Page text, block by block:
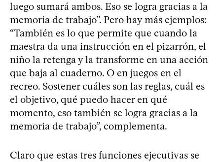
luego sumará ambos. Eso se logra gracias a la
memoria de trabajo”. Pero hay más ejemplos:
“También es lo que permite que cuando la
maestra da una instrucción en el pizarrón, el
niño la retenga y la transforme en una acción
que baja al cuaderno. O en juegos en el
recreo. Sostener cuáles son las reglas, cuál es
el objetivo, qué puedo hacer en qué
momento, eso también se logra gracias a la
memoria de trabajo”, complementa.
Claro que estas tres funciones ejecutivas se